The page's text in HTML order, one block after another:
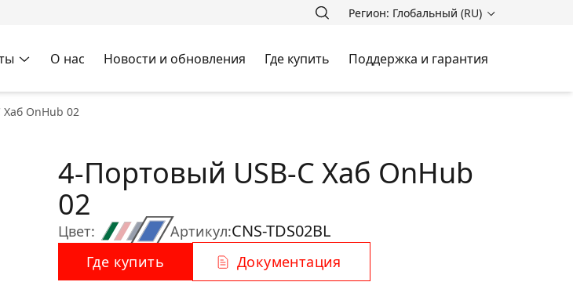
Регион: Глобальный (RU)
О нас Новости и обновления Где купить Поддержка и гарантия
Хаб OnHub 02
Цвет:
4-Портовый USB-C Хаб OnHub
02
Артикул:CNS-TDS02BL
Где купить
Документация